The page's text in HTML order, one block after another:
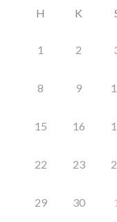
H K
1 2
8 9
15 16
22 23
29 30 1